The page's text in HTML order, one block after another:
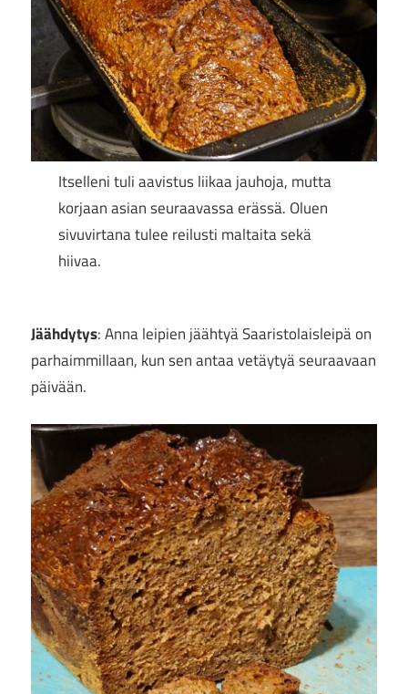
Itselleni tuli aavistus liikaa jauhoja, mutta
korjaan asian seuraavassa erässä. Oluen
sivuvirtana tulee reilusti maltaita sekä
hiivaa.
Jäähdytys: Anna leipien jäähtyä Saaristolaisleipä on
parhaimmillaan, kun sen antaa vetäytyä seuraavaan
päivään.